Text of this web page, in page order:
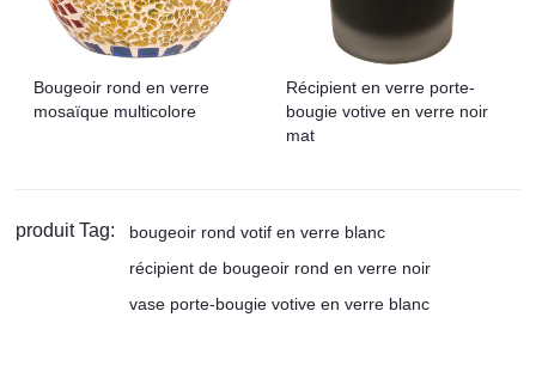
Bougeoir rond en verre
mosaïque multicolore
Récipient en verre porte-
bougie votive en verre noir
mat
produit Tag:
bougeoir rond votif en verre blanc
récipient de bougeoir rond en verre noir
vase porte-bougie votive en verre blanc